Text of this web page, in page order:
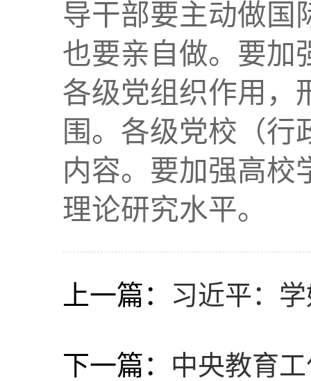
导干部要主动做国
也要亲自做。要加
各级党组织作用，
围。各级党校（
内容。要加强高校
理论研究水平。
上一篇： 习近平：
下一篇： 中央教育